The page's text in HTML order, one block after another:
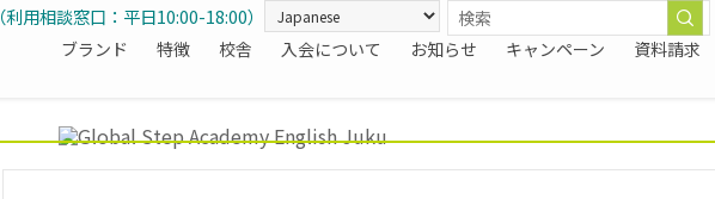
ブランド 特徴 校舎 入会について お知らせ キャンペーン 資料請求
（利用相談窓口：平日10:00-18:00）